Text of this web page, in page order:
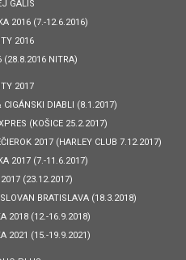
GÁLIS
2016 (7.-12.6.2016)
2016
(28.8.2016 NITRA)
2017
CIGÁNSKI DIABLI (8.1.2017)
(KOŠICE 25.2.2017)
2017 (HARLEY CLUB 7.12.2017)
2017 (7.-11.6.2017)
(23.12.2017)
BRATISLAVA (18.3.2018)
2018 (12.-16.9.2018)
2021 (15.-19.9.2021)